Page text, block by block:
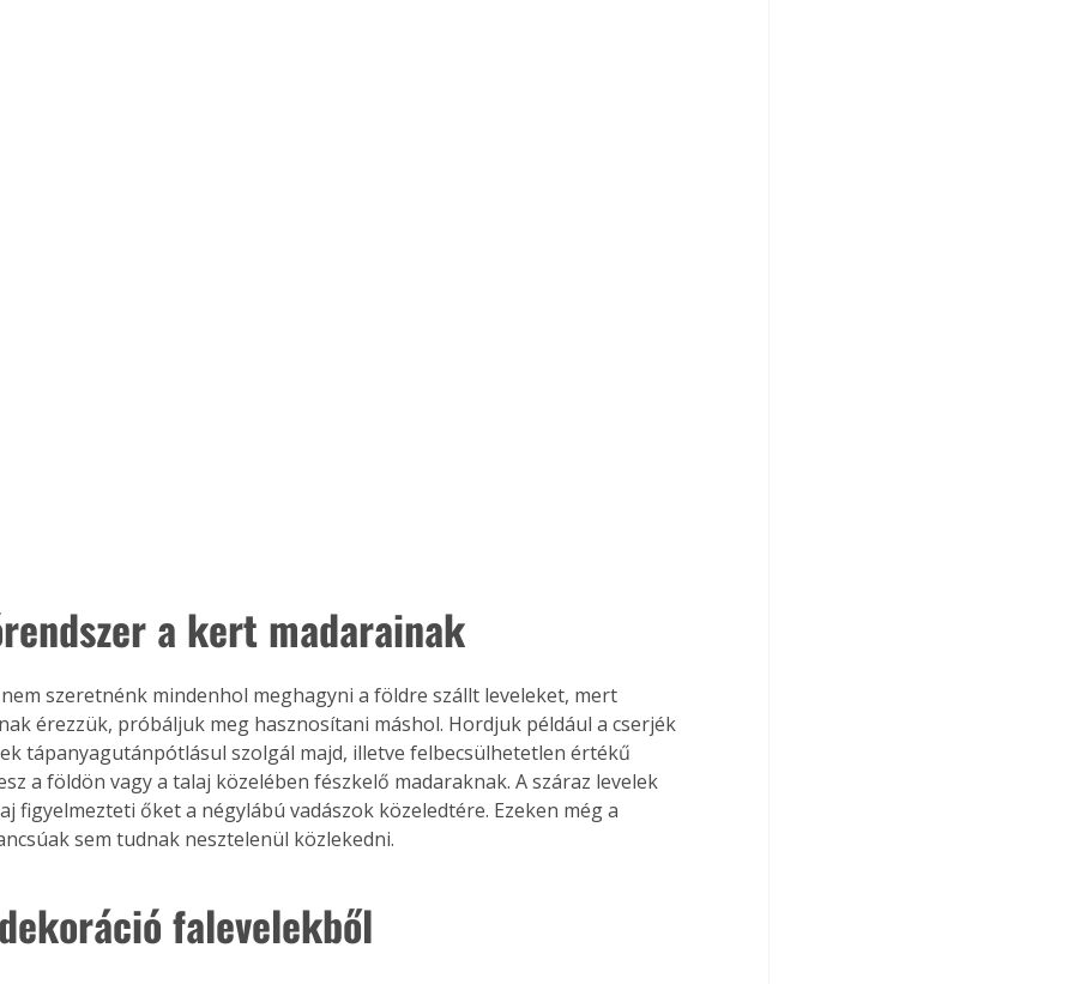
Gyógyító növények: a
a kert madarainak
szeretnénk mindenhol meghagyni a földre szállt leveleket, mert
érezzük, próbáljuk meg hasznosítani máshol. Hordjuk például a cserjék
tápanyagutánpótlásul szolgál majd, illetve felbecsülhetetlen értékű
a földön vagy a talaj közelében fészkelő madaraknak. A száraz levelek
figyelmezteti őket a négylábú vadászok közeledtére. Ezeken még a
sem tudnak nesztelenül közlekedni.
falevelekből